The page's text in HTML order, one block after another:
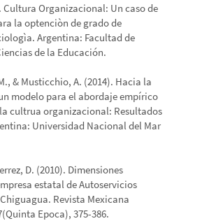
Cultura Organizacional: Un caso de
la optenciòn de grado de
Argentina: Facultad de
de la Educación.
& Musticchio, A. (2014). Hacia la
modelo para el abordaje empírico
cultrua organizacional: Resultados
Universidad Nacional del Mar
D. (2010). Dimensiones
estatal de Autoservicios
Revista Mexicana
Epoca), 375-386.